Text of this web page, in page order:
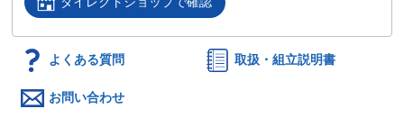
よくある質問 取扱・組立説明書
お問い合わせ